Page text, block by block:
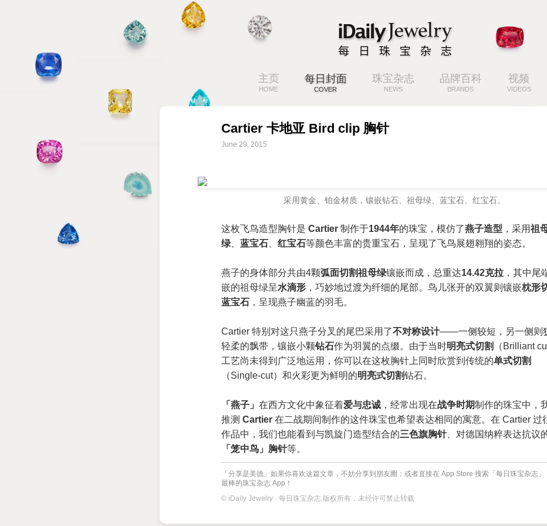
主页
HOME
每日封面
COVER
珠宝杂志
NEWS
品牌百科
BRANDS
视频
VIDEOS
Cartier 卡地亚 Bird clip 胸针
June 29, 2015
采用黄金、铂金材质，镶嵌钻石、祖母绿、蓝宝石、红宝石。
这枚飞鸟造型胸针是 Cartier 制作于1944年的珠宝，模仿了燕子造型 ，采用祖
绿
蓝宝石 红宝石等颜色丰富的贵重宝石，呈现了飞鸟展翅翱翔的姿态。
燕子的身体部分共由4颗弧面切割祖母绿镶嵌而成，总重达14.42克拉 ，其中尾
嵌的祖母绿呈水滴形 ，巧妙地过渡为纤细的尾部。鸟儿张开的双翼则镶嵌枕形
蓝宝石 ，呈现燕子幽蓝的羽毛。
Cartier 特别对这只燕子分叉的尾巴采用了不对称设计——一侧较短，另一侧则
轻柔的飘带，镶嵌小颗钻石作为羽翼的点缀。由于当时明亮式切割
（Brilliant
工艺尚未得到广泛地运用，你可以在这枚胸针上同时欣赏到传统的单式切割
（Single-cut）和火彩更为鲜明的明亮式切割钻石。
「燕子」 在西方文化中象征着爱与忠诚 ，经常出现在战争时期制作的珠宝中，
推测 Cartier 在二战期间制作的这件珠宝也希望表达相同的寓意。在 Cartier 过
作品中，我们也能看到与凯旋门造型结合的三色旗胸针、对德国纳粹表达抗议
「笼中鸟」胸针等。
「分享是美德」如果你喜欢这篇文章，不妨分享到朋友圈；或者直接在 App Store 搜索「每日珠宝杂志」
最棒的珠宝杂志 App！
© iDaily Jewelry · 每日珠宝杂志 版权所有，未经许可禁止转载